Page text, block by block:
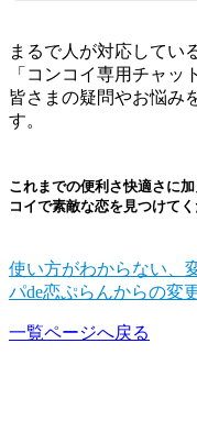
まるで人が対応してい
「コンコイ専用チャッ
皆さまの疑問やお悩み
す。
これまでの便利さ快適さに
コイで素敵な恋を見つけてく
使い方がわからない、
パde恋ぷらんからの変
一覧ページへ戻る